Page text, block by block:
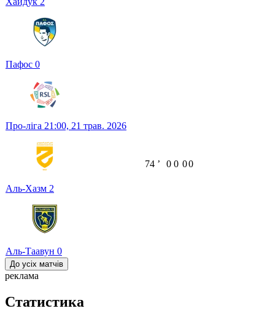
Пафос 0
Про-ліга 21:00, 21 трав. 2026
Аль-Хазм 2
Аль-Таавун 0
74 ʼ 0 0 00
До усіх матчів
реклама
Статистика